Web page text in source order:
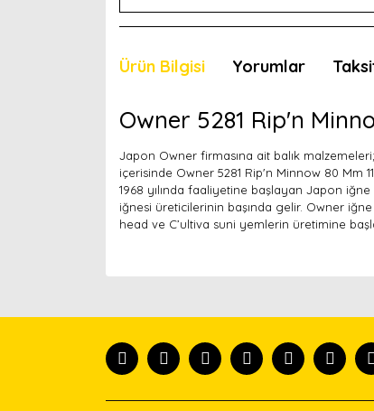
Ürün Bilgisi Yorumlar
Owner 5281 Rip'n
Japon Owner firmasına ait balık
içerisinde Owner 5281 Rip'n Minnow 80 Mm
1968 yılında faaliyetine başlayan Japon
iğnesi üreticilerinin başında gelir. Owner
head ve C’ultiva suni yemlerin üretimine
Ürün açıklamasında eksik bilgiler bulunuyor.